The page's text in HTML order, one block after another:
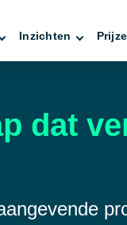
Inzichten
dat